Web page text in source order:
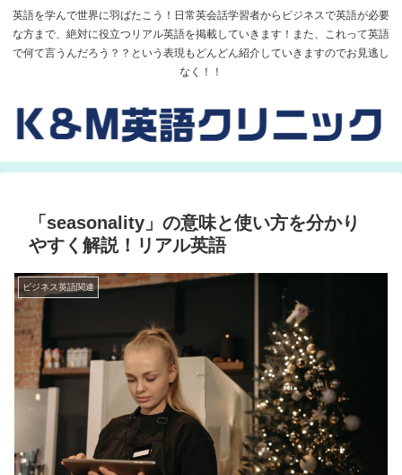
英語を学んで世界に羽ばたこう！日常英会話学習者からビジネスで英語が必要
な方まで、絶対に役立つリアル英語を掲載していきます！また、これって英語
で何て言うんだろう？？という表現もどんどん紹介していきますのでお見逃し
なく！！
「seasonality」の意味と使い方を分かり
やすく解説！リアル英語
ビジネス英語関連